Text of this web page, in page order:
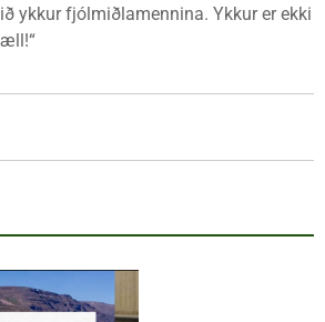
ykkur fjólmiðlamennina. Ykkur er ekki